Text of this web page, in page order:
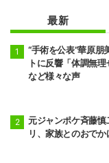
最新
“手術を公表”華原朋
トに反響「体調無理
など様々な声
元ジャンポケ斉藤
リ、家族とのおで